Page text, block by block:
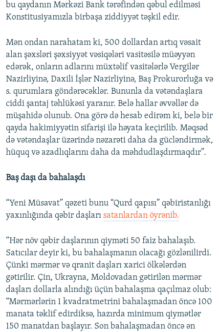
bu qaydanın Mərkəzi Bank tərəfindən qəbul edilməsi
Konstitusiyamızla birbaşa ziddiyyət təşkil edir.
Mən ondan narahatam ki, 500 dollardan artıq vəsait
alan şəxsləri şəxsiyyət vəsiqələri vasitəsilə müəyyən
edərək, onların adlarını müxtəlif vasitələrlə Vergilər
Nazirliyinə, Daxili İşlər Nazirliyinə, Baş Prokurorluğa və
s. qurumlara göndərəcəklər. Bununla da vətəndaşlara
ciddi şantaj təhlükəsi yaranır. Belə hallar əvvəllər də
müşahidə olunub. Ona görə də hesab edirəm ki, belə bir
qayda hakimiyyətin sifarişi ilə həyata keçirilib. Məqsəd
də vətəndaşlar üzərində nəzarəti daha da gücləndirmək,
hüquq və azadlıqlarını daha da məhdudlaşdırmaqdır”.
Baş daşı da bahalaşdı
“Yeni Müsavat” qəzeti bunu “Qurd qapısı” qəbiristanlığı
yaxınlığında qəbir daşları satanlardan öyrənib.
“Hər növ qəbir daşlarının qiyməti 50 faiz bahalaşıb.
Satıcılar deyir ki, bu bahalaşmanın olacağı gözlənilirdi.
Çünki mərmər və qranit daşları xarici ölkələrdən
gətirilir. Çin, Ukrayna, Moldovadan gətirilən mərmər
daşları dollarla alındığı üçün bahalaşma qaçılmaz olub:
“Mərmərlərin 1 kvadratmetrini bahalaşmadan öncə 100
manata təklif edirdiksə, hazırda minimum qiymətlər
150 manatdan başlayır. Son bahalaşmadan öncə ən